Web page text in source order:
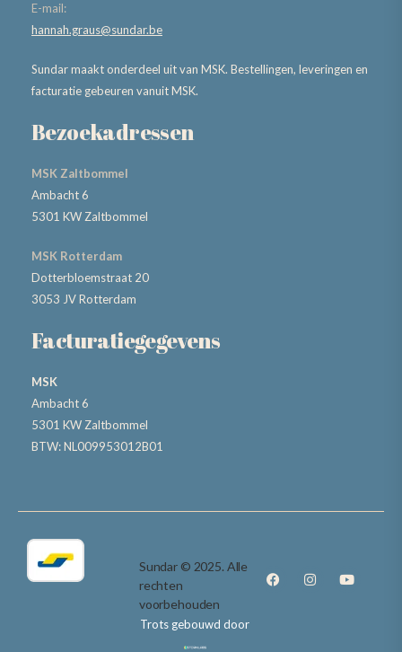
E-mail:
hannah.graus@sundar.be
Sundar maakt onderdeel uit van MSK. Bestellingen, leveringen en
facturatie gebeuren vanuit MSK.
Bezoekadressen
MSK Zaltbommel
Ambacht 6
5301 KW Zaltbommel
MSK Rotterdam
Dotterbloemstraat 20
3053 JV Rotterdam
Facturatiegegevens
MSK
Ambacht 6
5301 KW Zaltbommel
BTW: NL009953012B01
Sundar © 2025. Alle
rechten
voorbehouden
Trots gebouwd door